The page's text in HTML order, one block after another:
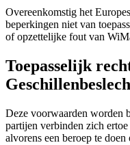
Overeenkomstig het
beperkingen niet van
of opzettelijke fout van
Toepasselijk
Deze voorwaarden worden
partijen verbinden zich
alvorens een beroep te doen